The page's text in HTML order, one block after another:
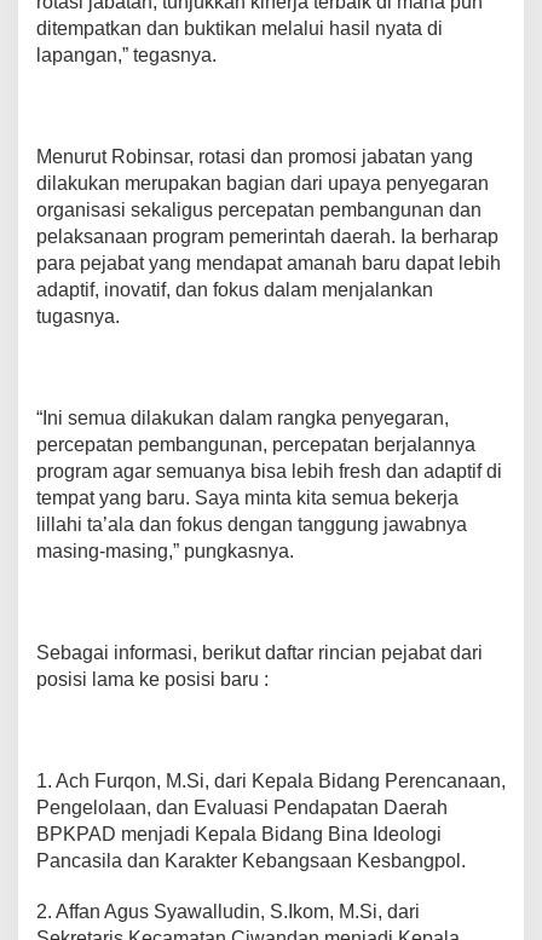
ditempatkan dan buktikan melalui hasil nyata di
lapangan,” tegasnya.
Menurut Robinsar, rotasi dan promosi jabatan yang
dilakukan merupakan bagian dari upaya penyegaran
organisasi sekaligus percepatan pembangunan dan
pelaksanaan program pemerintah daerah. Ia berharap
para pejabat yang mendapat amanah baru dapat lebih
adaptif, inovatif, dan fokus dalam menjalankan
tugasnya.
“Ini semua dilakukan dalam rangka penyegaran,
percepatan pembangunan, percepatan berjalannya
program agar semuanya bisa lebih fresh dan adaptif di
tempat yang baru. Saya minta kita semua bekerja
lillahi ta’ala dan fokus dengan tanggung jawabnya
masing-masing,” pungkasnya.
Sebagai informasi, berikut daftar rincian pejabat dari
posisi lama ke posisi baru :
1. Ach Furqon, M.Si, dari Kepala Bidang Perencanaan,
Pengelolaan, dan Evaluasi Pendapatan Daerah
BPKPAD menjadi Kepala Bidang Bina Ideologi
Pancasila dan Karakter Kebangsaan Kesbangpol.
2. Affan Agus Syawalludin, S.Ikom, M.Si, dari